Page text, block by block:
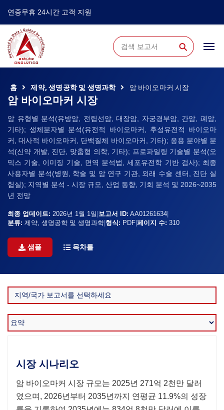
연중무휴 24시간 고객 지원
⚲
홈 제약, 생명공학 및 생명과학 암 바이오마커 시장
암 바이오마커 시장
암 유형별 분석(유방암, 전립선암, 대장암, 자궁경부암, 간암, 폐암,
기타); 생체분자별 분석(유전적 바이오마커, 후성유전적 바이오마
커, 대사적 바이오마커, 단백질체 바이오마커, 기타); 응용 분야별 분
석(신약 개발, 진단, 맞춤형 의학, 기타); 프로파일링 기술별 분석(오
믹스 기술, 이미징 기술, 면역 분석법, 세포유전학 기반 검사); 최종
사용자별 분석(병원, 학술 및 암 연구 기관, 외래 수술 센터, 진단 실
험실); 지역별 분석 - 시장 규모, 산업 동향, 기회 분석 및 2026~2035
년 전망
최종 업데이트: 2026년 1월 1일 보고서 ID: AA01261634
분류: 제약, 생명공학 및 생명과학 형식: PDF 페이지 수: 310
샘플 목차를
시장 시나리오
암 바이오마커 시장 규모는 2025년 271억 2천만 달러
였으며, 2026년부터 2035년까지 연평균 11.9%의 성장